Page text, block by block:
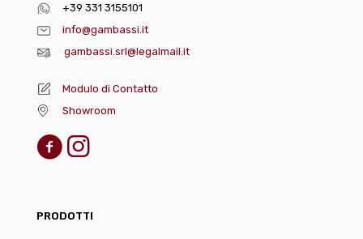
+39 331 3155101
info@gambassi.it
gambassi.srl@legalmail.it
Modulo di Contatto
Showroom
PRODOTTI